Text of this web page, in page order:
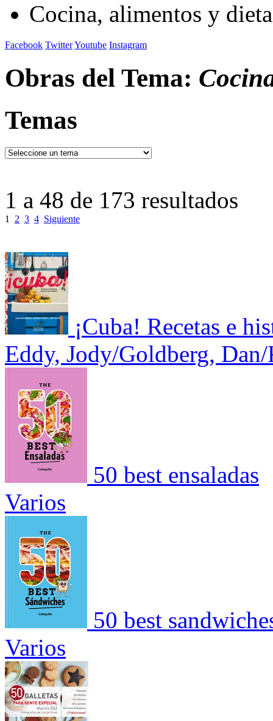
Cocina, alimentos y
Facebook TwitterYoutube Instagram
Obras del Tema:
Temas
1 a 48 de 173 resultados
1 2 3 4 Siguiente
¡Cuba! Recetas e
Eddy, Jody/Goldberg,
50 best ensaladas
Varios
50 best
Varios